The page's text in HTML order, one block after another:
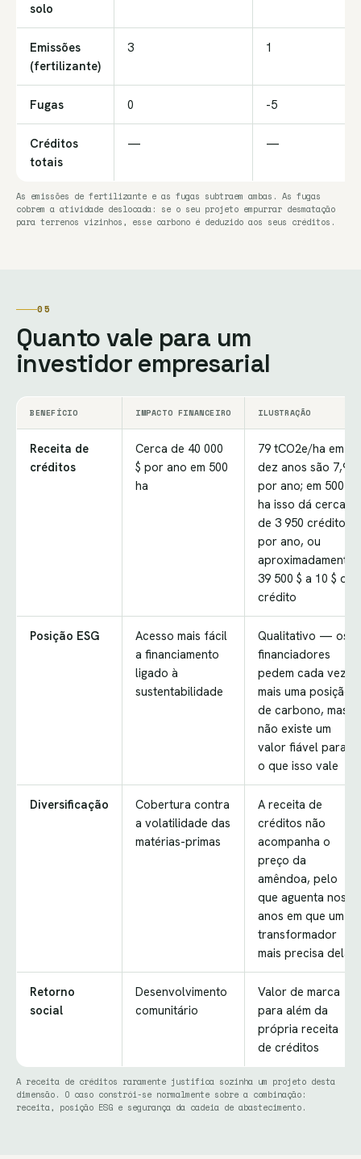
solo
Emissões
(fertilizante)
3 1
Fugas 0 -5
Créditos
totais
— —
As emissões de fertilizante e as fugas subtraem ambas. As fugas
cobrem a atividade deslocada: se o seu projeto empurrar desmatação
para terrenos vizinhos, esse carbono é deduzido aos seus créditos.
05
Quanto vale para um
investidor empresarial
BENEFÍCIO IMPACTO FINANCEIRO ILUSTRAÇÃO
Receita de
créditos
Cerca de 40 000
$ por ano em 500
ha
79 tCO2e/ha em
dez anos são 7,9
por ano; em 500
ha isso dá cerca
de 3 950 créditos
por ano, ou
aproximadamente
39 500 $ a 10 $ o
crédito
Posição ESG
Acesso mais fácil
a financiamento
ligado à
sustentabilidade
Qualitativo — os
financiadores
pedem cada vez
mais uma posição
de carbono, mas
não existe um
valor fiável para
o que isso vale
Diversificação
Cobertura contra
a volatilidade das
matérias-primas
A receita de
créditos não
acompanha o
preço da
amêndoa, pelo
que aguenta nos
anos em que um
transformador
mais precisa dela
Retorno
social
Desenvolvimento
comunitário
Valor de marca
para além da
própria receita
de créditos
A receita de créditos raramente justifica sozinha um projeto desta
dimensão. O caso constrói-se normalmente sobre a combinação:
receita, posição ESG e segurança da cadeia de abastecimento.